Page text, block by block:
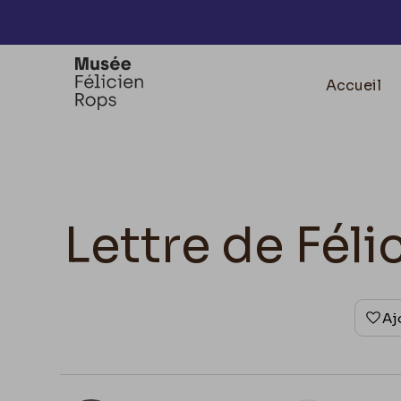
Accueil
Lettre de